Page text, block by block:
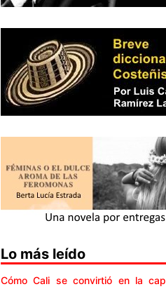
Lo más leído
Cómo Cali se convirtió en la